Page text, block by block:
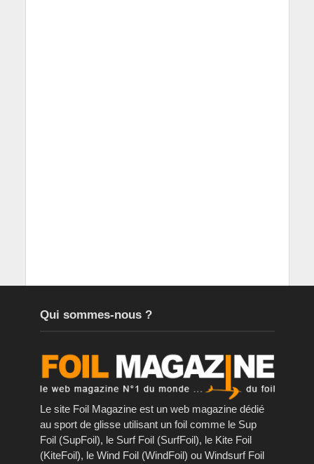
Qui sommes-nous ?
Le site Foil Magazine est un web magazine dédié
au sport de glisse utilisant un foil comme le Sup
Foil (SupFoil), le Surf Foil (SurfFoil), le Kite Foil
(KiteFoil), le Wind Foil (WindFoil) ou Windsurf Foil